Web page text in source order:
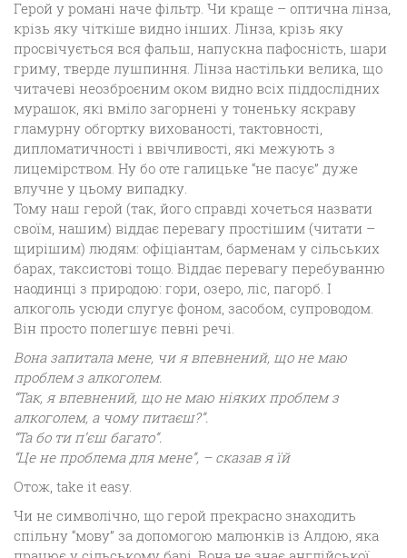
Герой у романі наче фільтр. Чи краще – оптична лінза,
крізь яку чіткіше видно інших. Лінза, крізь яку
просвічується вся фальш, напускна пафосність, шари
гриму, тверде лушпиння. Лінза настільки велика, що
читачеві неозброєним оком видно всіх піддослідних
мурашок, які вміло загорнені у тоненьку яскраву
гламурну обгортку вихованості, тактовності,
дипломатичності і ввічливості, які межують з
лицемірством. Ну бо оте галицьке “не пасує” дуже
влучне у цьому випадку.
Тому наш герой (так, його справді хочеться назвати
своїм, нашим) віддає перевагу простішим (читати –
щирішим) людям: офіціантам, барменам у сільських
барах, таксистові тощо. Віддає перевагу перебуванню
наодинці з природою: гори, озеро, ліс, пагорб. І
алкоголь усюди слугує фоном, засобом, супроводом.
Він просто полегшує певні речі.
Вона запитала мене, чи я впевнений, що не маю
проблем з алкоголем.
“Так, я впевнений, що не маю ніяких проблем з
алкоголем, а чому питаєш?”.
“Та бо ти п’єш багато”.
“Це не проблема для мене”, – сказав я їй
Отож, take it easy.
Чи не символічно, що герой прекрасно знаходить
спільну “мову” за допомогою малюнків із Алдою, яка